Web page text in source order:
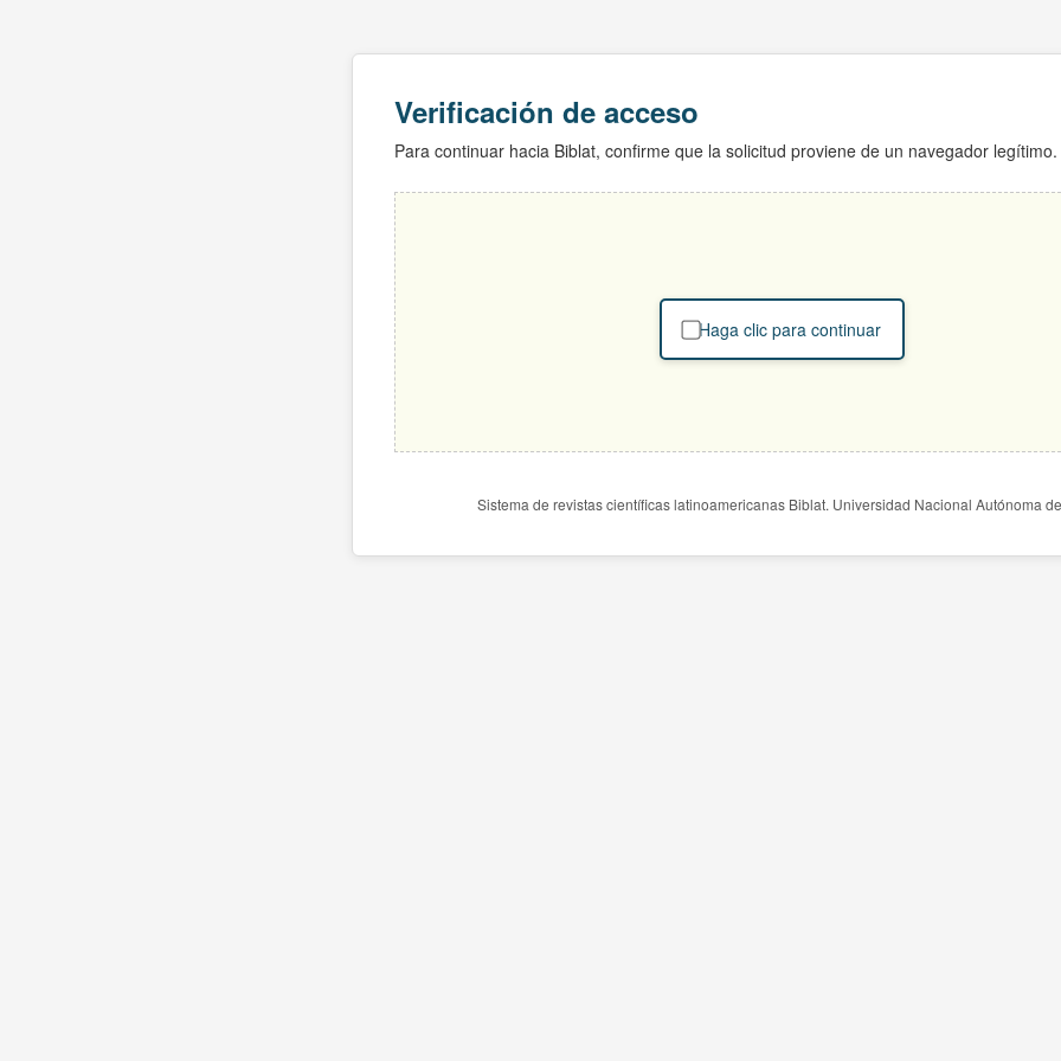
Verificación de acceso
Para continuar hacia Biblat, confirme que la solicitud proviene de un navegador legítimo.
Haga clic para continuar
Sistema de revistas científicas latinoamericanas Biblat. Universidad Nacional Autónoma